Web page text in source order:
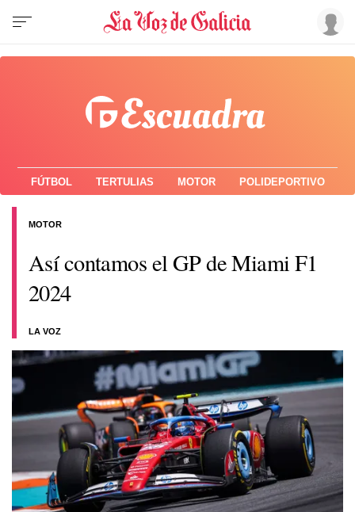
FÚTBOL TERTULIAS MOTOR POLIDEPORTIVO
Así contamos el GP de Miami F1
2024
LA VOZ
MOTOR